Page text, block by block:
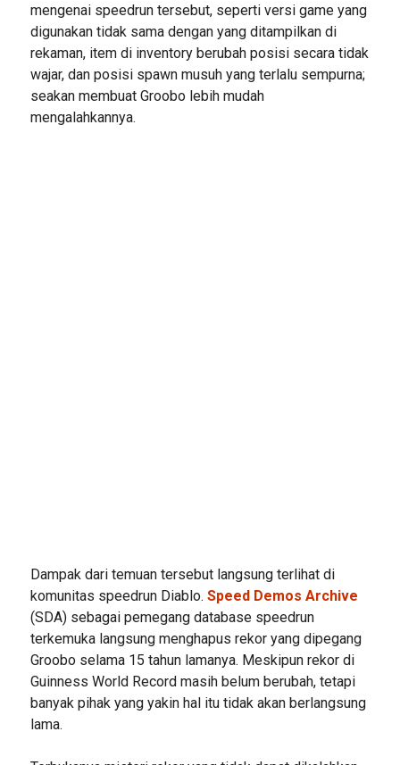
mengenai speedrun tersebut, seperti versi game yang
digunakan tidak sama dengan yang ditampilkan di
rekaman, item di inventory berubah posisi secara tidak
wajar, dan posisi spawn musuh yang terlalu sempurna;
seakan membuat Groobo lebih mudah
mengalahkannya.
Dampak dari temuan tersebut langsung terlihat di
komunitas speedrun Diablo. Speed Demos Archive
(SDA) sebagai pemegang database speedrun
terkemuka langsung menghapus rekor yang dipegang
Groobo selama 15 tahun lamanya. Meskipun rekor di
Guinness World Record masih belum berubah, tetapi
banyak pihak yang yakin hal itu tidak akan berlangsung
lama.